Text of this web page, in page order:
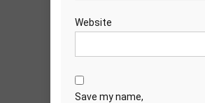
Website
Save my name,